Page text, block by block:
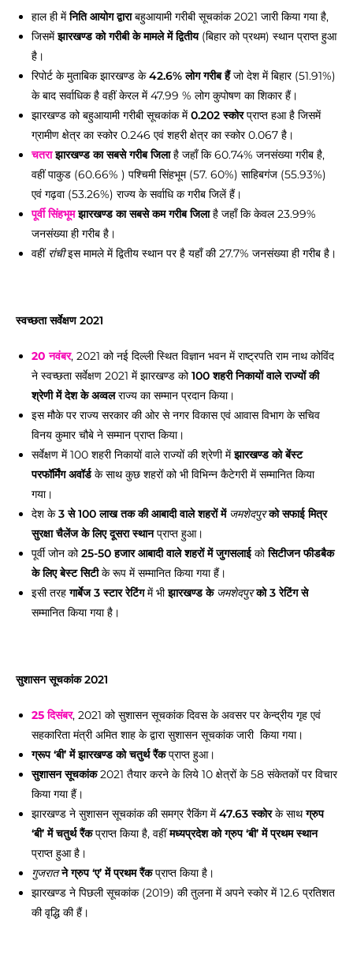
हाल ही मेंनिति आयोग द्वाराबहुआयामी गरीबी सूचकांक 2021 जारी किया गया है,
जिसमेंझारखण्ड को गरीबी के मामले में द्वितीय(बिहार को प्रथम) स्थान प्राप्त हुआ
है।
रिपोर्ट के मुताबिक झारखण्ड के42.6% लोग गरीब हैंजो देश में बिहार (51.91%)
के बाद सर्वाधिक है वहीं केरल में 47.99 % लोग कुपोषण का शिकार हैं।
झारखण्ड को बहुआयामी गरीबी सूचकांक में0.202 स्कोरप्राप्त हआ है जिसमें
ग्रामीण क्षेत्र का स्कोर 0.246 एवं शहरी क्षेत्र का स्कोर 0.067 है।
चतरा झारखण्ड का सबसे गरीब जिलाहै जहाँ कि 60.74% जनसंख्या गरीब है,
वहीं पाकुड (60.66% ) पश्चिमी सिंहभूम (57. 60%) साहिबगंज (55.93%)
एवं गढ़वा (53.26%) राज्य के सर्वाधि क गरीब जिलें हैं।
पूर्वी सिंहभूम झारखण्ड का सबसे कम गरीब जिलाहै जहाँ कि केवल 23.99%
जनसंख्या ही गरीब है।
वहीं रांचीइस मामले में द्वितीय स्थान पर है यहाँ की 27.7% जनसंख्या ही गरीब है।
स्वच्छता सर्वेक्षण 2021
20 नवंबर, 2021 को नई दिल्ली स्थित विज्ञान भवन में राष्ट्रपति राम नाथ कोविंद
ने स्वच्छता सर्वेक्षण 2021 में झारखण्ड को100 शहरी निकायों वाले राज्यों की
श्रेणी में देश के अव्वलराज्य का सम्मान प्रदान किया।
इस मौके पर राज्य सरकार की ओर से नगर विकास एवं आवास विभाग के सचिव
विनय कुमार चौबे ने सम्मान प्राप्त किया।
सर्वेक्षण में 100 शहरी निकायों वाले राज्यों की श्रेणी मेंझारखण्ड को बेंस्ट
परफॉर्मिंग अवॉर्डके साथ कुछ शहरों को भी विभिन्न कैटेगरी में सम्मानित किया
गया।
देश के3 से 100 लाख तक की आबादी वाले शहरों में जमशेदपुर को सफाई मित्र
सुरक्षा चैलेंज के लिए दूसरा स्थानप्राप्त हुआ।
पूर्वी जोन को25-50 हजार आबादी वाले शहरों में जुगसलाईकोसिटीजन फीडबैक
के लिए बेस्ट सिटीके रूप में सम्मानित किया गया हैं।
इसी तरहगार्बेज 3 स्टार रेटिंगमें भीझारखण्ड के जमशेदपुरको 3 रेटिंग से
सम्मानित किया गया है।
सुशासन सूचकांक 2021
25 दिसंबर, 2021 को सुशासन सूचकांक दिवस के अवसर पर केन्द्रीय गृह एवं
सहकारिता मंत्री अमित शाह के द्वारा सुशासन सूचकांक जारी किया गया।
ग्रूप ‘बी’ में झारखण्ड को चतुर्थ रैंकप्राप्त हुआ।
सुशासन सूचकांक2021 तैयार करने के लिये 10 क्षेत्रों के 58 संकेतकों पर विचार
किया गया हैं।
झारखण्ड ने सुशासन सूचकांक की समग्र रैकिंग में47.63 स्कोरके साथग्रुप
‘बी’ में चतुर्थ रैंकप्राप्त किया है, वहींमध्यप्रदेश को ग्रुप ‘बी’ में प्रथम स्थान
प्राप्त हुआ है।
गुजरातने ग्रुप ‘ए’ में प्रथम रैंकप्राप्त किया है।
झारखण्ड ने पिछली सूचकांक (2019) की तुलना में अपने स्कोर में 12.6 प्रतिशत
की वृद्धि की हैं।